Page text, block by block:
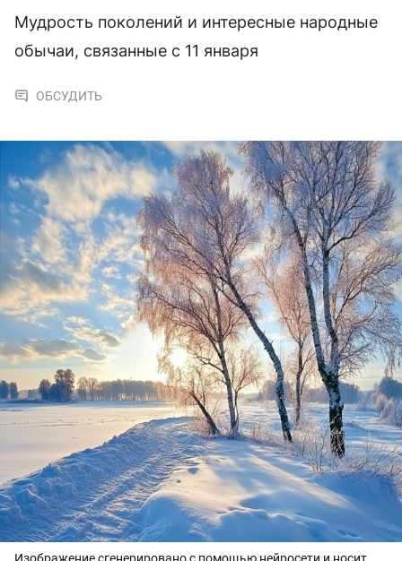
Мудрость поколений и интересные народные
обычаи, связанные с 11 января
ОБСУДИТЬ